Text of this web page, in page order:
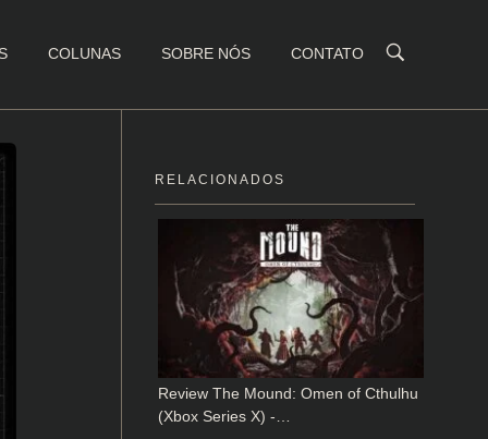
COLUNAS SOBRE NÓS CONTATO
RELACIONADOS
Review The Mound: Omen of Cthulhu
(Xbox Series X) -…